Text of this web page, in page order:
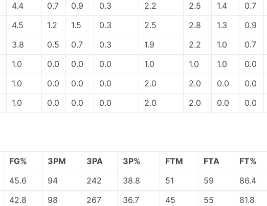
4.4 0.7 0.9 0.3 2.2 2.5 1.4 0.7
4.5 1.2 1.5 0.3 2.5 2.8 1.3 0.9
3.8 0.5 0.7 0.3 1.9 2.2 1.0 0.7
1.0 0.0 0.0 0.0 1.0 1.0 1.0 0.0
1.0 0.0 0.0 0.0 2.0 2.0 0.0 0.0
1.0 0.0 0.0 0.0 2.0 2.0 0.0 0.0
FG% 3PM 3PA 3P% FTM FTA FT%
45.6 94 242 38.8 51 59 86.4
42.8 98 267 36.7 45 55 81.8